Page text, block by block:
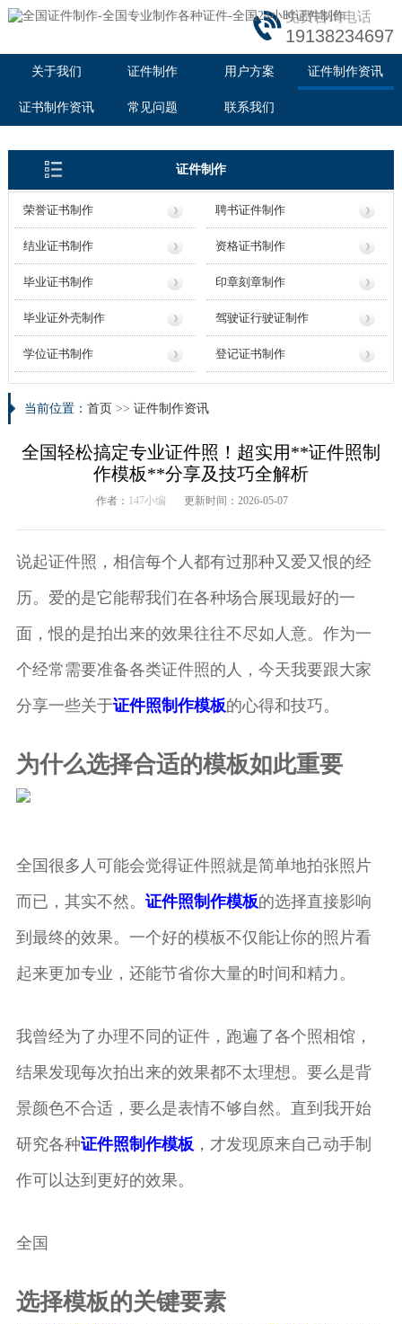
免费咨询电话
19138234697
关于我们 证件制作 用户方案 证件制作资讯
证书制作资讯 常见问题 联系我们
证件制作
荣誉证书制作 聘书证件制作
结业证书制作 资格证书制作
毕业证书制作 印章刻章制作
毕业证外壳制作 驾驶证行驶证制作
学位证书制作 登记证书制作
当前位置： 首页 >> 证件制作资讯
全国轻松搞定专业证件照！超实用**证件照制
作模板**分享及技巧全解析
作者： 147小编 更新时间：2026-05-07
说起证件照，相信每个人都有过那种又爱又恨的经
历。爱的是它能帮我们在各种场合展现最好的一
面，恨的是拍出来的效果往往不尽如人意。作为一
个经常需要准备各类证件照的人，今天我要跟大家
分享一些关于证件照制作模板的心得和技巧。
为什么选择合适的模板如此重要
全国很多人可能会觉得证件照就是简单地拍张照片
而已，其实不然。 证件照制作模板的选择直接影响
到最终的效果。一个好的模板不仅能让你的照片看
起来更加专业，还能节省你大量的时间和精力。
我曾经为了办理不同的证件，跑遍了各个照相馆，
结果发现每次拍出来的效果都不太理想。要么是背
景颜色不合适，要么是表情不够自然。直到我开始
研究各种证件照制作模板 ，才发现原来自己动手制
作可以达到更好的效果。
全国
选择模板的关键要素